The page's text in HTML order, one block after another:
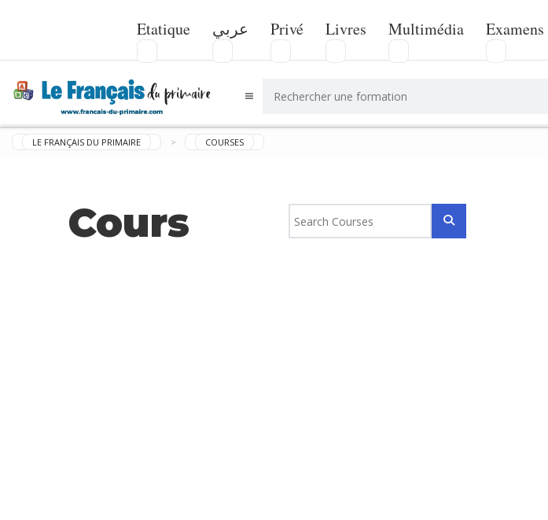
Etatique عربي Privé Livres Multimédia Examens
LE FRANÇAIS DU PRIMAIRE > COURSES
Cours